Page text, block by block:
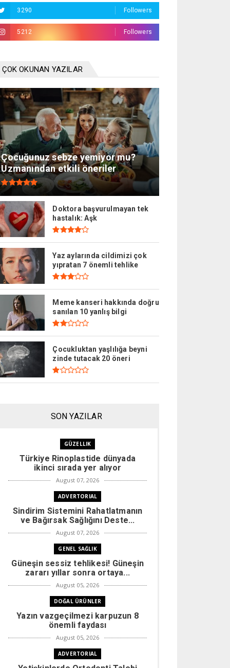
3290 Followers
5212 Followers
ÇOK OKUNAN YAZILAR
Çocuğunuz sebze yemiyor mu?
Uzmanından etkili öneriler
Doktora başvurulmayan tek
hastalık: Aşk
Yaz aylarında cildimizi çok
yıpratan 7 önemli tehlike
Meme kanseri hakkında doğru
sanılan 10 yanlış bilgi
Çocukluktan yaşlılığa beyni
zinde tutacak 20 öneri
SON YAZILAR
GÜZELLIK
Türkiye Rinoplastide dünyada
ikinci sırada yer alıyor
August 07, 2026
ADVERTORIAL
Sindirim Sistemini Rahatlatmanın
ve Bağırsak Sağlığını Deste...
August 07, 2026
GENEL SAĞLIK
Güneşin sessiz tehlikesi! Güneşin
zararı yıllar sonra ortaya...
August 05, 2026
DOĞAL ÜRÜNLER
Yazın vazgeçilmezi karpuzun 8
önemli faydası
August 05, 2026
ADVERTORIAL